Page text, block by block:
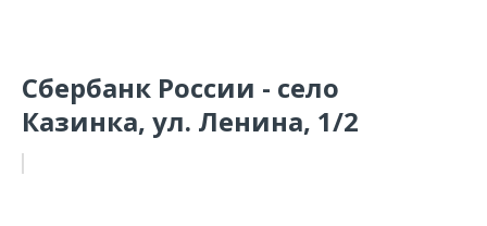
Сбербанк России - село
Казинка, ул. Ленина, 1/2